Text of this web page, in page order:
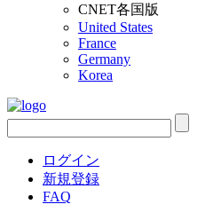
CNET各国版
United States
France
Germany
Korea
ログイン
新規登録
FAQ